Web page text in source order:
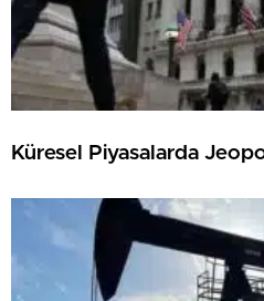
Küresel Piyasalarda